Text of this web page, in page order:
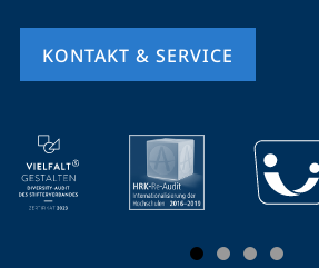
KONTAKT & SERVICE
Mobile-
Service-
Navigation